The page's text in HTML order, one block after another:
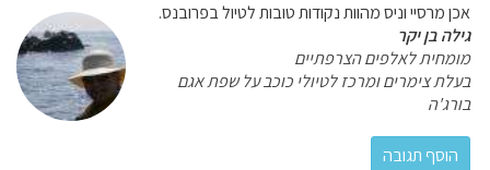
אכן מרסיי וניס מהוות נקודות טובות לטיול בפרובנס.
גילה בן יקר
מומחית לאלפים הצרפתיים
בעלת צימרים ומרכז לטיולי כוכב על שפת אגם
בורג'ה